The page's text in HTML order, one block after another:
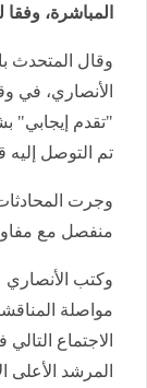
المباشرة،
وقال المتحدث
الأنصاري، في
"تقدم إيجابي"
تم التوصل إليه
وجرت
منفصل مع
وكتب
مواصلة
الاجتماع
المرشد الأعلى